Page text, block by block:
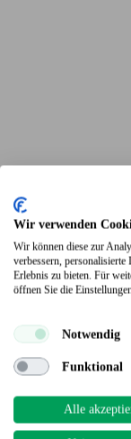
Terrassendielen
Wir verwenden
Wir können diese zur
verbessern, personalisierte
Erlebnis zu bieten. Für
öffnen Sie die
Notwendig
Funktional
Alle